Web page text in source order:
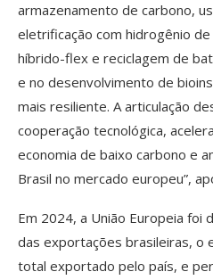
armazenamento de carbono,
eletrificação com hidrogênio
híbrido-flex e reciclagem de
e no desenvolvimento de
mais resiliente. A articulação
cooperação tecnológica,
economia de baixo carbono e
Brasil no mercado europeu”,
Em 2024, a União Europeia foi
das exportações brasileiras, o
total exportado pelo país, e